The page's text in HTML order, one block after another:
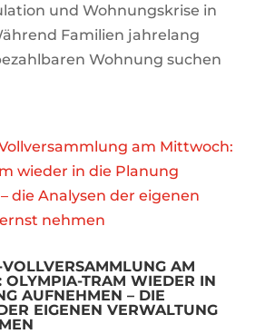
und Wohnungskrise in
Familien jahrelang
Wohnung suchen
VOLLVERSAMMLUNG AM
OLYMPIA-TRAM WIEDER IN
AUFNEHMEN – DIE
EIGENEN VERWALTUNG